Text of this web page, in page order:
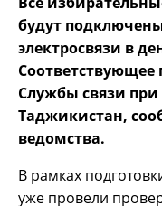
будут
электросвязи в
Соответствующее
Службы связи при
Таджикистан,
ведомства.
В рамках
уже провели